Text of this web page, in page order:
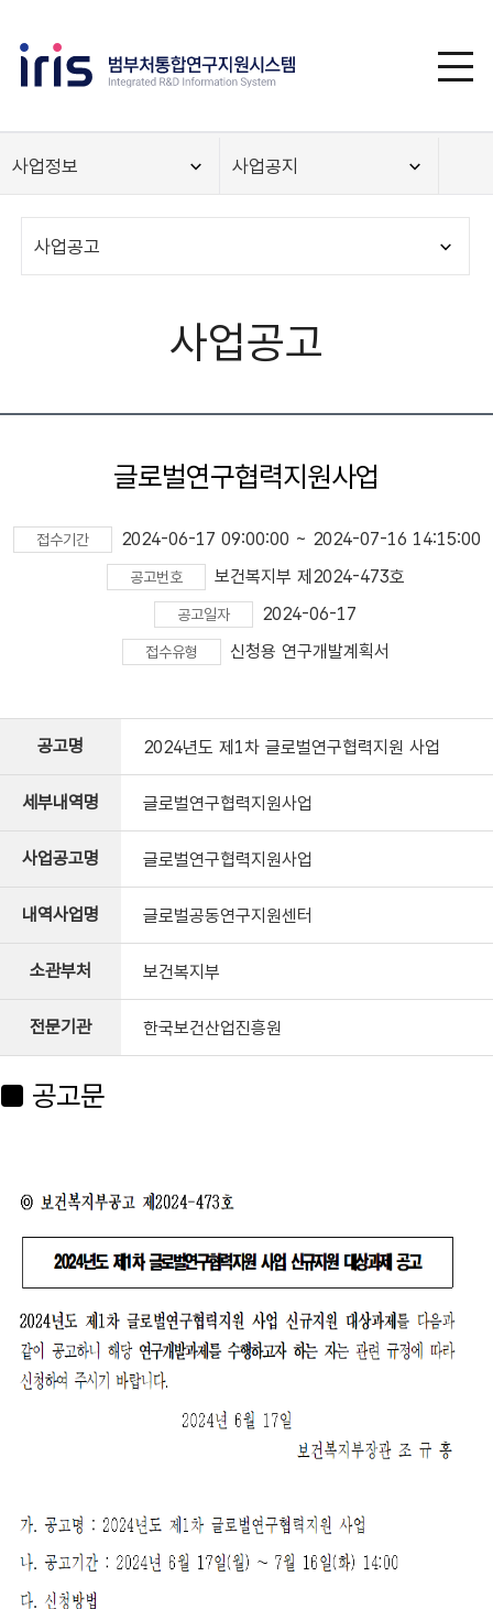
사업정보 사업공지
사업공고
사업공고
글로벌연구협력지원사업
접수기간 2024-06-17 09:00:00 ~ 2024-07-16 14:15:00
공고번호 보건복지부 제2024-473호
공고일자 2024-06-17
접수유형 신청용 연구개발계획서
공고명 2024년도 제1차 글로벌연구협력지원 사업
세부내역명 글로벌연구협력지원사업
사업공고명 글로벌연구협력지원사업
내역사업명 글로벌공동연구지원센터
소관부처 보건복지부
전문기관 한국보건산업진흥원
■ 공고문